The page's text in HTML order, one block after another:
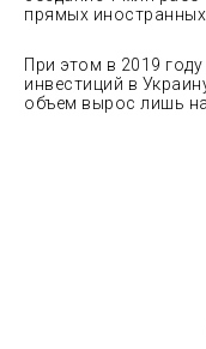
прямых иностранных
При этом в 2019
инвестиций в
объем вырос лишь